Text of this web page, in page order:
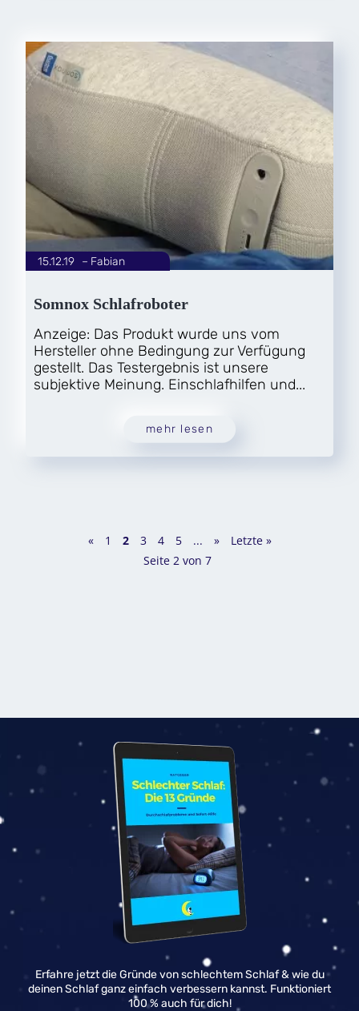
Somnox Schlafroboter
Fabian
15.12.19
Anzeige: Das Produkt wurde uns vom
Hersteller ohne Bedingung zur Verfügung
gestellt. Das Testergebnis ist unsere
subjektive Meinung. Einschlafhilfen und...
mehr lesen
Seite 2 von 7
« 1 2 3 4 5 ... » Letzte »
Erfahre jetzt die Gründe von schlechtem Schlaf & wie du
deinen Schlaf ganz einfach verbessern kannst. Funktioniert
100 % auch für dich!